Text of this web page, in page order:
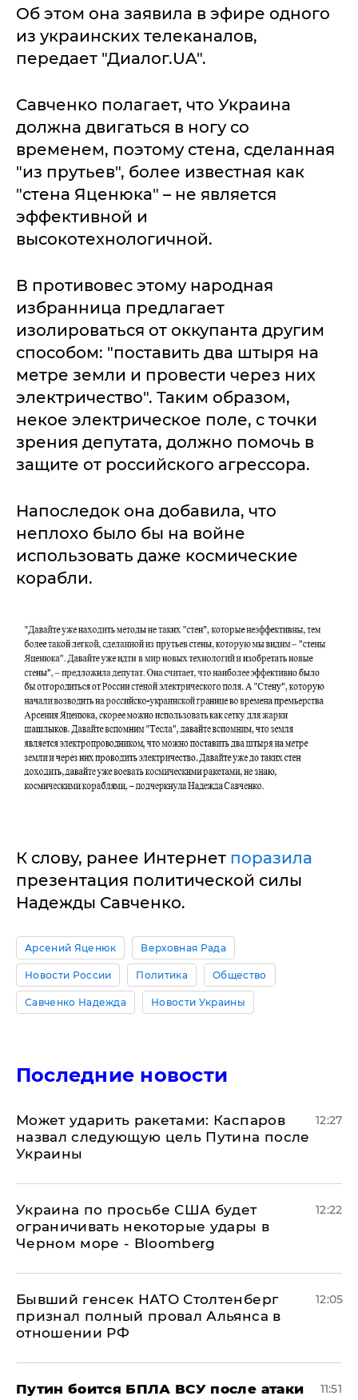
Об этом она заявила в эфире одного
из украинских телеканалов,
передает "Диалог.UA".
Савченко полагает, что Украина
должна двигаться в ногу со
временем, поэтому стена, сделанная
"из прутьев", более известная как
"стена Яценюка" – не является
эффективной и
высокотехнологичной.
В противовес этому народная
избранница предлагает
изолироваться от оккупанта другим
способом: "поставить два штыря на
метре земли и провести через них
электричество". Таким образом,
некое электрическое поле, с точки
зрения депутата, должно помочь в
защите от российского агрессора.
Напоследок она добавила, что
неплохо было бы на войне
использовать даже космические
корабли.
К слову, ранее Интернет поразила
презентация политической силы
Надежды Савченко.
Арсений Яценюк Верховная Рада
Новости России Политика Общество
Савченко Надежда Новости Украины
Последние новости
Может ударить ракетами: Каспаров
назвал следующую цель Путина после
Украины
12:27
Украина по просьбе США будет
ограничивать некоторые удары в
Черном море - Bloomberg
12:22
Бывший генсек НАТО Столтенберг
признал полный провал Альянса в
отношении РФ
12:05
Путин боится БПЛА ВСУ после атаки
11:51